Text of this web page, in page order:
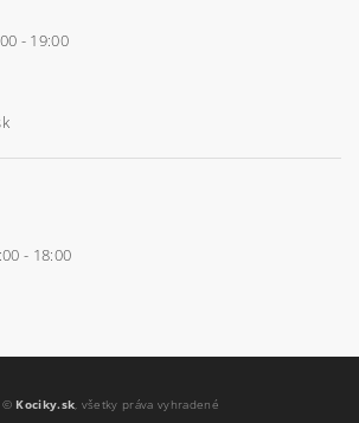
- 19:00
- 18:00
© Kociky.sk, všetky práva vyhradené